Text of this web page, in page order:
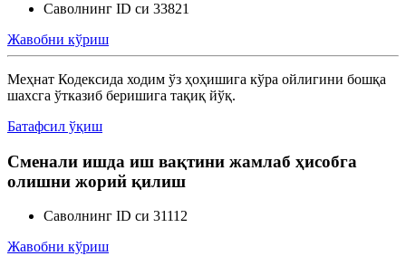
Саволнинг ID си 33821
Жавобни кўриш
Меҳнат Кодексида ходим ўз ҳоҳишига кўра ойлигини бошқа
шахсга ўтказиб беришига тақиқ йўқ.
Батафсил ўқиш
Сменали ишда иш вақтини жамлаб ҳисобга
олишни жорий қилиш
Саволнинг ID си 31112
Жавобни кўриш